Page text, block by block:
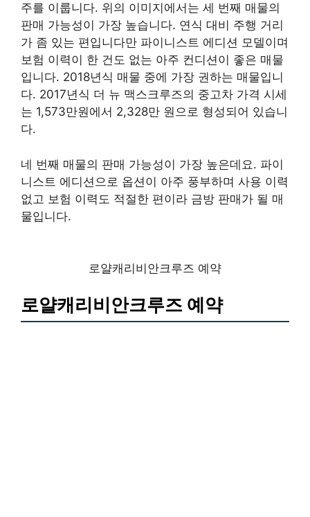
주를 이룹니다. 위의 이미지에서는 세 번째 매물의
판매 가능성이 가장 높습니다. 연식 대비 주행 거리
가 좀 있는 편입니다만 파이니스트 에디션 모델이며
보험 이력이 한 건도 없는 아주 컨디션이 좋은 매물
입니다. 2018년식 매물 중에 가장 권하는 매물입니
다. 2017년식 더 뉴 맥스크루즈의 중고차 가격 시세
는 1,573만원에서 2,328만 원으로 형성되어 있습니
다.
네 번째 매물의 판매 가능성이 가장 높은데요. 파이
니스트 에디션으로 옵션이 아주 풍부하며 사용 이력
없고 보험 이력도 적절한 편이라 금방 판매가 될 매
물입니다.
로얄캐리비안크루즈 예약
로얄캐리비안크루즈 예약